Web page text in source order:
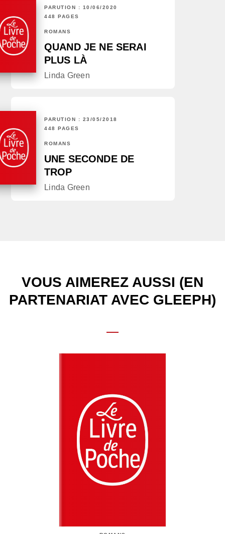
PARUTION : 10/06/2020
448 PAGES
ROMANS
QUAND JE NE SERAI
PLUS LÀ
Linda Green
PARUTION : 23/05/2018
448 PAGES
ROMANS
UNE SECONDE DE
TROP
Linda Green
VOUS AIMEREZ AUSSI (EN
PARTENARIAT AVEC GLEEPH)